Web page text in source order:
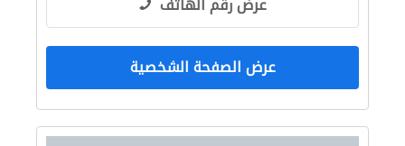
عرض الصفحة الشخصية